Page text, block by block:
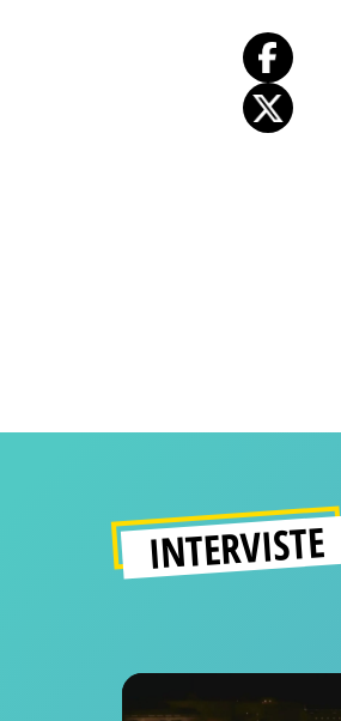
INTERVISTE